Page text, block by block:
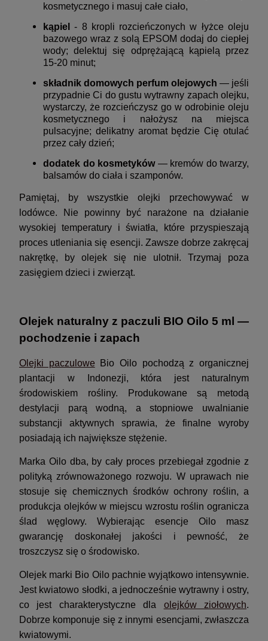
kosmetycznego i masuj całe ciało,
kąpiel- 8 kropli rozcieńczonych w łyżce oleju
bazowego wraz z solą EPSOM dodaj do ciepłej
wody; delektuj się odprężającą kąpielą przez
15-20 minut;
składnik domowych perfum olejowych — jeśli
przypadnie Ci do gustu wytrawny zapach olejku,
wystarczy, że rozcieńczysz go w odrobinie oleju
kosmetycznego i nałożysz na miejsca
pulsacyjne; delikatny aromat będzie Cię otulać
przez cały dzień;
dodatek do kosmetyków— kremów do twarzy,
balsamów do ciała i szamponów.
Pamiętaj, by wszystkie olejki przechowywać w
lodówce. Nie powinny być narażone na działanie
wysokiej temperatury i światła, które przyspieszają
proces utleniania się esencji. Zawsze dobrze zakręcaj
nakrętkę, by olejek się nie ulotnił. Trzymaj poza
zasięgiem dzieci i zwierząt.
Olejek naturalny z paczuli BIO Oilo 5 ml —
pochodzenie i zapach
Olejki paczulowe Bio Oilo pochodzą z organicznej
plantacji w Indonezji, która jest naturalnym
środowiskiem rośliny. Produkowane są metodą
destylacji parą wodną, a stopniowe uwalnianie
substancji aktywnych sprawia, że finalne wyroby
posiadają ich największe stężenie.
Marka Oilo dba, by cały proces przebiegał zgodnie z
polityką zrównoważonego rozwoju. W uprawach nie
stosuje się chemicznych środków ochrony roślin, a
produkcja olejków w miejscu wzrostu roślin ogranicza
ślad węglowy. Wybierając esencje Oilo masz
gwarancję doskonałej jakości i pewność, że
troszczysz się o środowisko.
Olejek marki Bio Oilo pachnie wyjątkowo intensywnie.
Jest kwiatowo słodki, a jednocześnie wytrawny i ostry,
co jest charakterystyczne dla olejków ziołowych.
Dobrze komponuje się z innymi esencjami, zwłaszcza
kwiatowymi.